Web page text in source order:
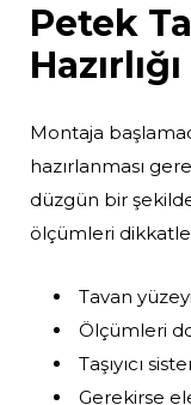
Petek
Montaja
hazırlanması
düzgün bir
ölçümleri dikkatle
Tavan
Ölçümleri
Taşıyıcı
Gerekirse